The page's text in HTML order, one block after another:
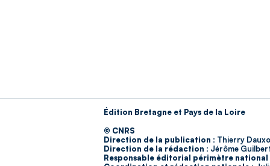
Édition Bretagne et Pays de la Loire
© CNRS
Direction de la publication : Thierry
Direction de la rédaction : Jérôme
Responsable éditorial périmètre national